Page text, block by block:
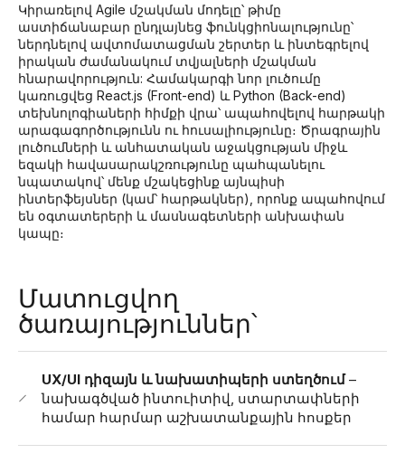
Կիրառելով Аgile մշակման մոդելը՝ թիմը
աստիճանաբար ընդլայնեց ֆունկցիոնալությունը՝
ներդնելով ավտոմատացման շերտեր և ինտեգրելով
իրական ժամանակում տվյալների մշակման
հնարավորություն: Համակարգի նոր լուծումը
կառուցվեց React.js (Front-end) և Python (Back-end)
տեխնոլոգիաների հիմքի վրա՝ ապահովելով հարթակի
արագագործությունն ու հուսալիությունը։ Ծրագրային
լուծումների և անհատական աջակցության միջև
եզակի հավասարակշռությունը պահպանելու
նպատակով՝ մենք մշակեցինք այնպիսի
ինտերֆեյսներ (կամ՝ հարթակներ), որոնք ապահովում
են օգտատերերի և մասնագետների անխափան
կապը։
Մատուցվող
ծառայություններ՝
UX/UI դիզայն և նախատիպերի ստեղծում–
նախագծված ինտուիտիվ, ստարտափների
համար հարմար աշխատանքային հոսքեր